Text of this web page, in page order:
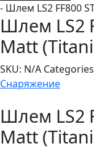
- Шлем LS2 FF800
Шлем LS2
Matt
SKU: N/A
Снаряжение
Шлем LS2
Matt